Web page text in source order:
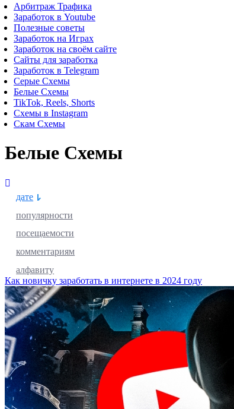
Арбитраж Трафика
Заработок в Youtube
Полезные советы
Заработок на Играх
Заработок на своём сайте
Сайты для заработка
Заработок в Telegram
Серые Схемы
Белые Схемы
TikTok, Reels, Shorts
Схемы в Instagram
Скам Схемы
Белые Схемы
дате
популярности
посещаемости
комментариям
алфавиту
Как новичку заработать в интернете в 2024 году